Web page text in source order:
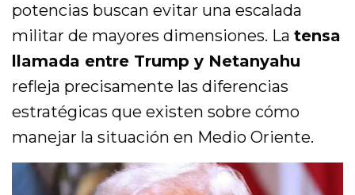
potencias buscan evitar una escalada
militar de mayores dimensiones. Latensa
llamada entre Trump y Netanyahu
refleja precisamente las diferencias
estratégicas que existen sobre cómo
manejar la situación en Medio Oriente.